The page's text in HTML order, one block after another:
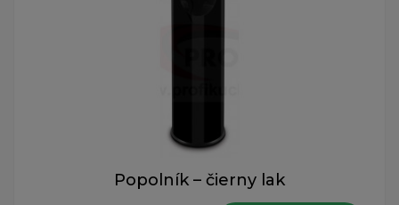
Popolník – čierny lak